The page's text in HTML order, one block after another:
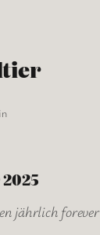
jährlich forever